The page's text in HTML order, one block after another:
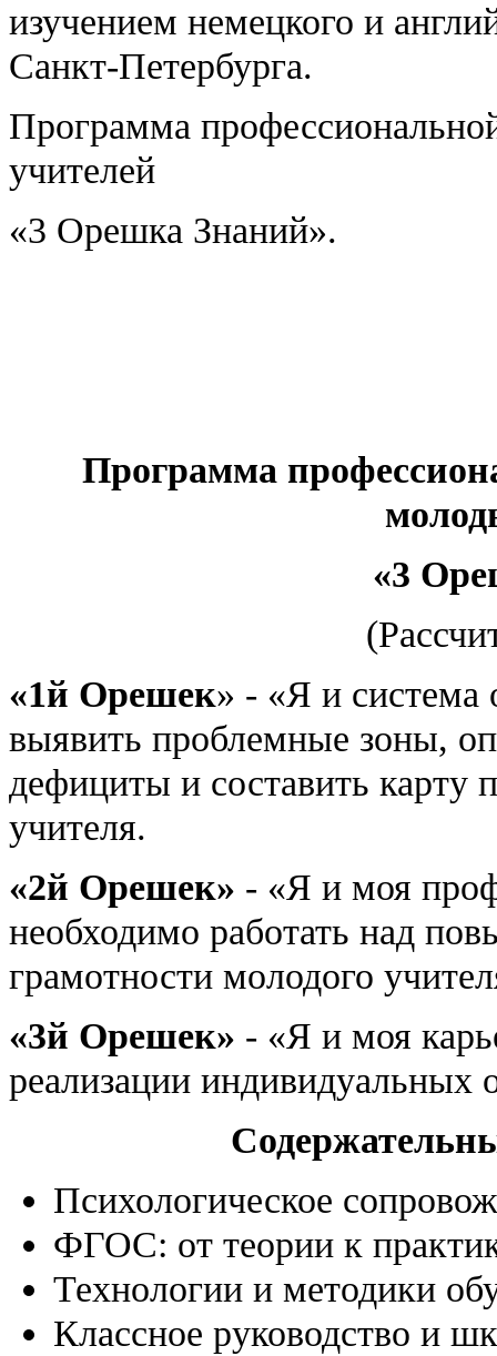
изучением немецкого и
Санкт-Петербурга.
Программа
учителей
«3 Орешка Знаний».
Программа
«3
«1й Орешек» - «Я и система
выявить проблемные зоны,
дефициты и составить карту
учителя.
«2й Орешек» - «Я и моя
необходимо работать над
грамотности молодого
«3й Орешек» - «Я и моя
реализации индивидуальных
Психологическое
ФГОС: от теории к
Технологии и методики
Классное руководство и